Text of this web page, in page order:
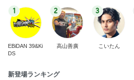
1
EBiDAN 39&Ki
DS
2
高山善廣
3
こいたん
新登場ランキング